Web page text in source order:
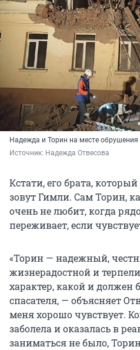
Надежда и Торин на месте
Источник: Надежда Отвесова
Кстати, его брата,
зовут Гимли. Сам Торин,
очень не любит, когда
переживает, если
«Торин — надежный,
жизнерадостной и
характер, какой и должен
спасателя, — объясняет
меня хорошо чувствует.
заболела и оказалась в
заниматься не было,